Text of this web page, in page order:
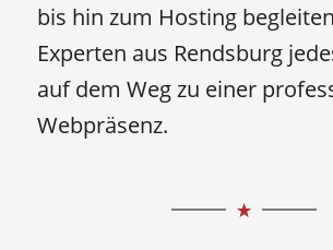
bis hin zum Hosting
Experten aus Rendsburg
auf dem Weg zu einer
Webpräsenz.